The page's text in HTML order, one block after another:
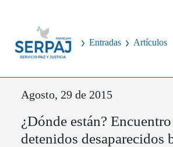
Entradas Artículos
Agosto, 29 de 2015
¿Dónde están?
detenidos desaparecidos